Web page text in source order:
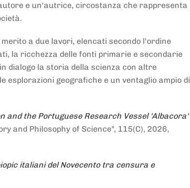
e un'autrice, circostanza che rappresenta
a due lavori, elencati secondo l'ordine
la ricchezza delle fonti primarie e secondarie
dialogo la storia della scienza con altre
esplorazioni geografiche e un ventaglio ampio di
and the Portuguese Research Vessel 'Albacora'
and Philosophy of Science", 115(C), 2026,
italiani del Novecento tra censura e